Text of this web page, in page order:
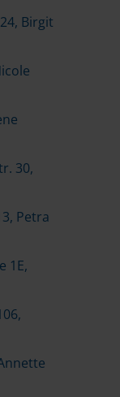
Birgit
30,
Petra
1E,